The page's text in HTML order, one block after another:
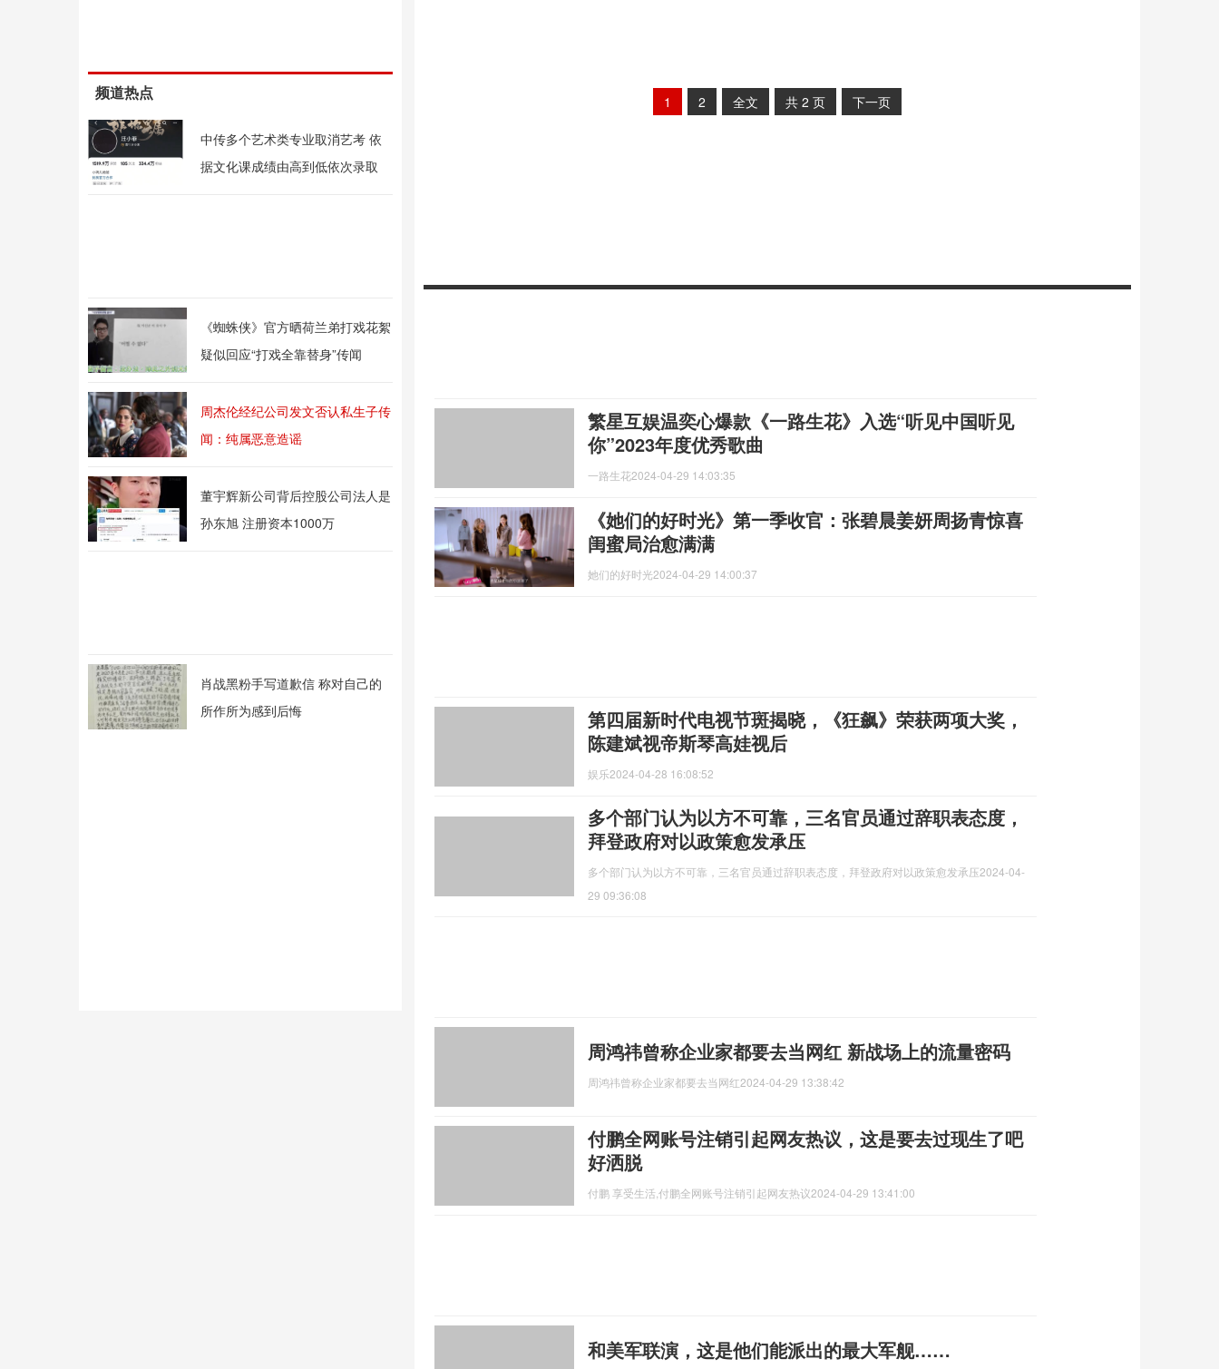
频道热点
中传多个艺术类专业取消艺考 依
据文化课成绩由高到低依次录取
《蜘蛛侠》官方晒荷兰弟打戏花絮
疑似回应“打戏全靠替身”传闻
周杰伦经纪公司发文否认私生子传
闻：纯属恶意造谣
董宇辉新公司背后控股公司法人是
孙东旭 注册资本1000万
肖战黑粉手写道歉信 称对自己的
所作所为感到后悔
1 2 全文 共 2 页 下一页
繁星互娱温奕心爆款《一路生花》入选“听见中国听见
你”2023年度优秀歌曲
一路生花2024-04-29 14:03:35
《她们的好时光》第一季收官：张碧晨姜妍周扬青惊喜
闺蜜局治愈满满
她们的好时光2024-04-29 14:00:37
第四届新时代电视节斑揭晓，《狂飙》荣获两项大奖，
陈建斌视帝斯琴高娃视后
娱乐2024-04-28 16:08:52
多个部门认为以方不可靠，三名官员通过辞职表态度，
拜登政府对以政策愈发承压
多个部门认为以方不可靠，三名官员通过辞职表态度，拜登政府对以政策愈发承压2024-04-
29 09:36:08
周鸿祎曾称企业家都要去当网红 新战场上的流量密码
周鸿祎曾称企业家都要去当网红2024-04-29 13:38:42
付鹏全网账号注销引起网友热议，这是要去过现生了吧
好洒脱
付鹏 享受生活,付鹏全网账号注销引起网友热议2024-04-29 13:41:00
和美军联演，这是他们能派出的最大军舰……